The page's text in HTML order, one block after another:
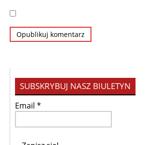
SUBSKRYBUJ NASZ BIULETYN
Email *